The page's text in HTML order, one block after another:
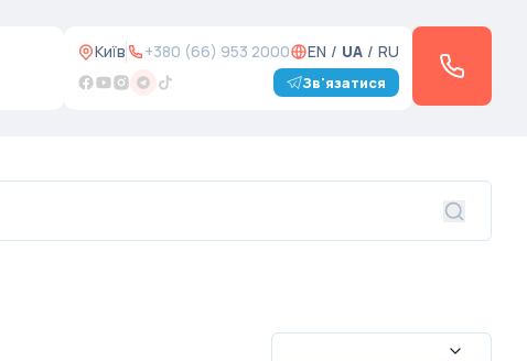
Київ +380 (66) 953 2000 EN / UA / RU
Зв'язатися